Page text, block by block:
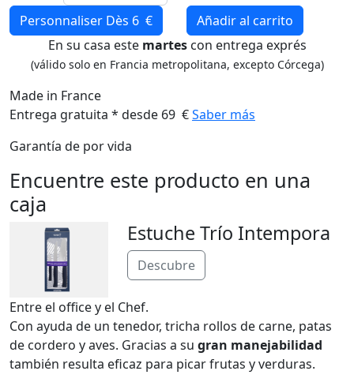
Personnaliser Dès 6 €
Añadir al carrito
En su casa este martescon entrega exprés
(válido solo en Francia metropolitana, excepto Córcega)
Made in France
Entrega gratuita * desde 69 €Saber más
Garantía de por vida
Encuentre este producto en una
caja
Estuche Trío Intempora
Descubre
Entre el office y el Chef.
Con ayuda de un tenedor, tricha rollos de carne, patas
de cordero y aves. Gracias a su gran manejabilidad
también resulta eficaz para picar frutas y verduras.